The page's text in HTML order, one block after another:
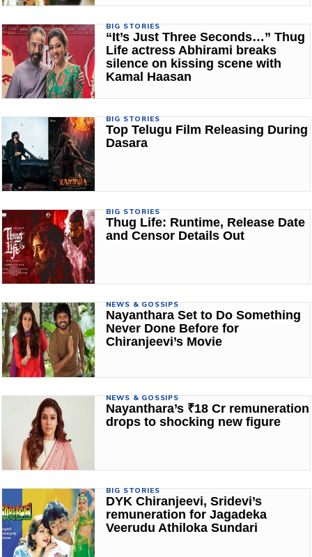
BIG STORIES
“It’s Just Three Seconds…” Thug
Life actress Abhirami breaks
silence on kissing scene with
Kamal Haasan
BIG STORIES
Top Telugu Film Releasing During
Dasara
BIG STORIES
Thug Life: Runtime, Release Date
and Censor Details Out
NEWS & GOSSIPS
Nayanthara Set to Do Something
Never Done Before for
Chiranjeevi’s Movie
NEWS & GOSSIPS
Nayanthara’s ₹18 Cr remuneration
drops to shocking new figure
BIG STORIES
DYK Chiranjeevi, Sridevi’s
remuneration for Jagadeka
Veerudu Athiloka Sundari